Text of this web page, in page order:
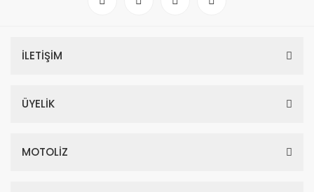
İLETİŞİM
ÜYELİK
MOTOLİZ